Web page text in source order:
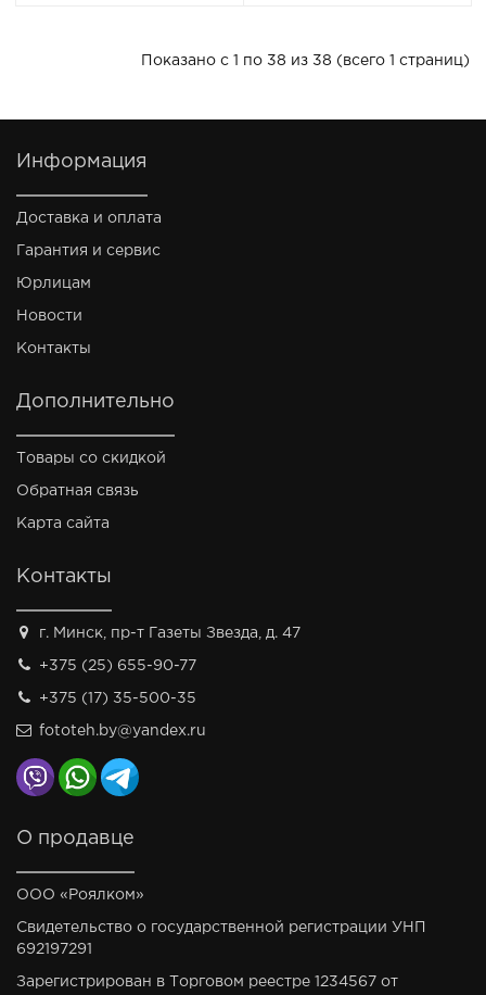
Показано с 1 по 38 из 38 (всего 1 страниц)
Информация
Доставка и оплата
Гарантия и сервис
Юрлицам
Новости
Контакты
Дополнительно
Товары со скидкой
Обратная связь
Карта сайта
Контакты
г. Минск, пр-т Газеты Звезда, д. 47
+375 (25) 655-90-77
+375 (17) 35-500-35
fototeh.by@yandex.ru
О продавце
ООО «Роялком»
Свидетельство о государственной регистрации УНП
692197291
Зарегистрирован в Торговом реестре 1234567 от